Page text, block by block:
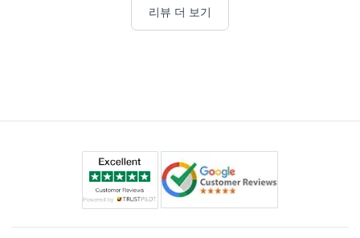
리뷰 더 보기